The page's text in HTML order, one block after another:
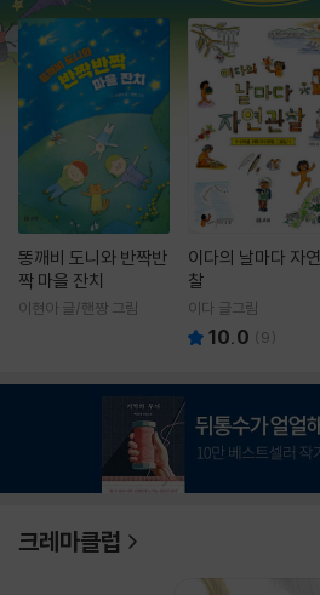
똥깨비 도니와 반짝반
짝 마을 잔치
이현아 글/핸짱 그림
이다의 날마다 자
찰
이다 글그림
10.0 (9)
크레마클럽